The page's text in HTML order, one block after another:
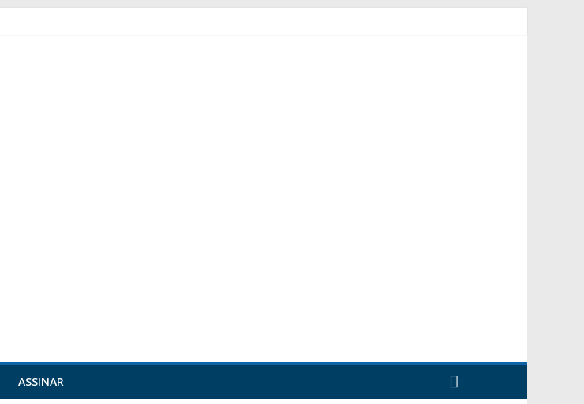
ASSINAR